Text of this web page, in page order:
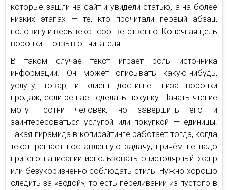
которые зашли на сайт и увидели статью, а на более
низких этапах — те, кто прочитали первый абзац,
половину и весь текст соответственно. Конечная цель
воронки — отзыв от читателя.
В таком случае текст играет роль источника
информации. Он может описывать какую-нибудь,
услугу, товар, и клиент достигнет низа воронки
продаж, если решает сделать покупку. Начать чтение
могут сотни человек, но завершить его и
заинтересоваться услугой или покупкой — единицы.
Такая пирамида в копирайтинге работает тогда, когда
текст решает поставленную задачу, причём не надо
при его написании использовать эпистолярный жанр
или безукоризненно соблюдать стиль. Нужно хорошо
следить за «водой», то есть переливании из пустого в